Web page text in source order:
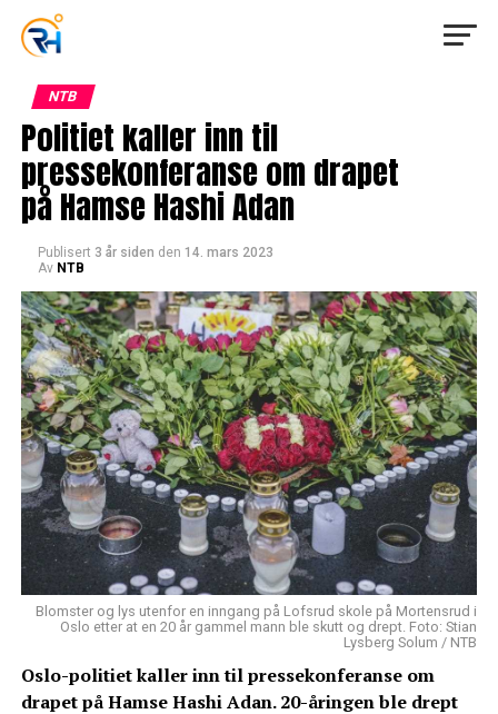
NTB
Politiet kaller inn til
pressekonferanse om drapet
på Hamse Hashi Adan
Publisert 3 år siden den 14. mars 2023
Av NTB
Blomster og lys utenfor en inngang på Lofsrud skole på Mortensrud i
Oslo etter at en 20 år gammel mann ble skutt og drept. Foto: Stian
Lysberg Solum / NTB
Oslo-politiet kaller inn til pressekonferanse om
drapet på Hamse Hashi Adan. 20-åringen ble drept